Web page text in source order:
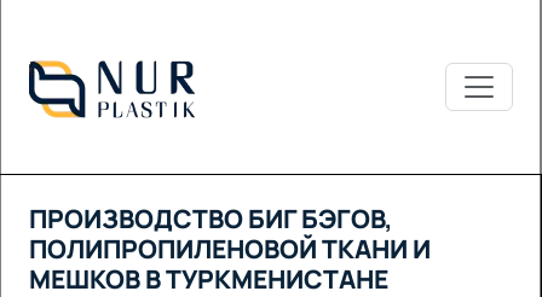
ПРОИЗВОДСТВО БИГ БЭГОВ,
ПОЛИПРОПИЛЕНОВОЙ ТКАНИ И
МЕШКОВ В ТУРКМЕНИСТАНЕ